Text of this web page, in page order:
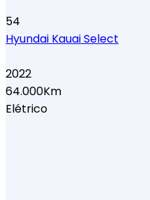
54
Hyundai Kauai Select
2022
64.000Km
Elétrico